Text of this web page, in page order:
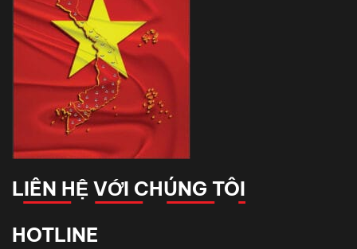
LIÊN HỆ VỚI CHÚNG TÔI
HOTLINE